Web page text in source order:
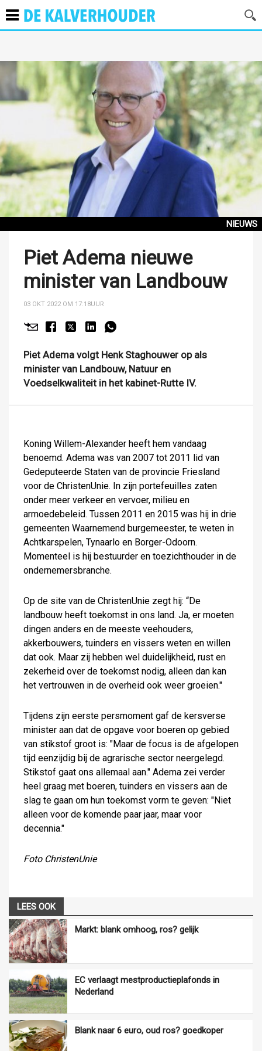
NIEUWS
Piet Adema nieuwe
minister van Landbouw
03 OKT 2022 OM 17:18UUR
Piet Adema volgt Henk Staghouwer op als
minister van Landbouw, Natuur en
Voedselkwaliteit in het kabinet-Rutte IV.
Koning Willem-Alexander heeft hem vandaag
benoemd. Adema was van 2007 tot 2011 lid van
Gedeputeerde Staten van de provincie Friesland
voor de ChristenUnie. In zijn portefeuilles zaten
onder meer verkeer en vervoer, milieu en
armoedebeleid. Tussen 2011 en 2015 was hij in drie
gemeenten Waarnemend burgemeester, te weten in
Achtkarspelen, Tynaarlo en Borger-Odoorn.
Momenteel is hij bestuurder en toezichthouder in de
ondernemersbranche.
Op de site van de ChristenUnie zegt hij: “De
landbouw heeft toekomst in ons land. Ja, er moeten
dingen anders en de meeste veehouders,
akkerbouwers, tuinders en vissers weten en willen
dat ook. Maar zij hebben wel duidelijkheid, rust en
zekerheid over de toekomst nodig, alleen dan kan
het vertrouwen in de overheid ook weer groeien."
Tijdens zijn eerste persmoment gaf de kersverse
minister aan dat de opgave voor boeren op gebied
van stikstof groot is: "Maar de focus is de afgelopen
tijd eenzijdig bij de agrarische sector neergelegd.
Stikstof gaat ons allemaal aan." Adema zei verder
heel graag met boeren, tuinders en vissers aan de
slag te gaan om hun toekomst vorm te geven: "Niet
alleen voor de komende paar jaar, maar voor
decennia."
Foto ChristenUnie
LEES OOK
Markt: blank omhoog, ros? gelijk
EC verlaagt mestproductieplafonds in
Nederland
Blank naar 6 euro, oud ros? goedkoper